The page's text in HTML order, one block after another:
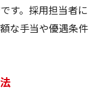
す。採用担当者に
な手当や優遇条件